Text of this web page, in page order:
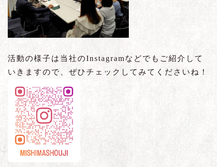
活動の様子は当社のInstagramなどでもご紹介して
いきますので、ぜひチェックしてみてくださいね！